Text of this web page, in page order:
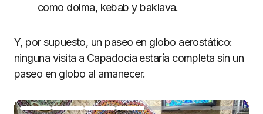
como dolma, kebab y baklava.
Y, por supuesto, un paseo en globo aerostático:
ninguna visita a Capadocia estaría completa sin un
paseo en globo al amanecer.